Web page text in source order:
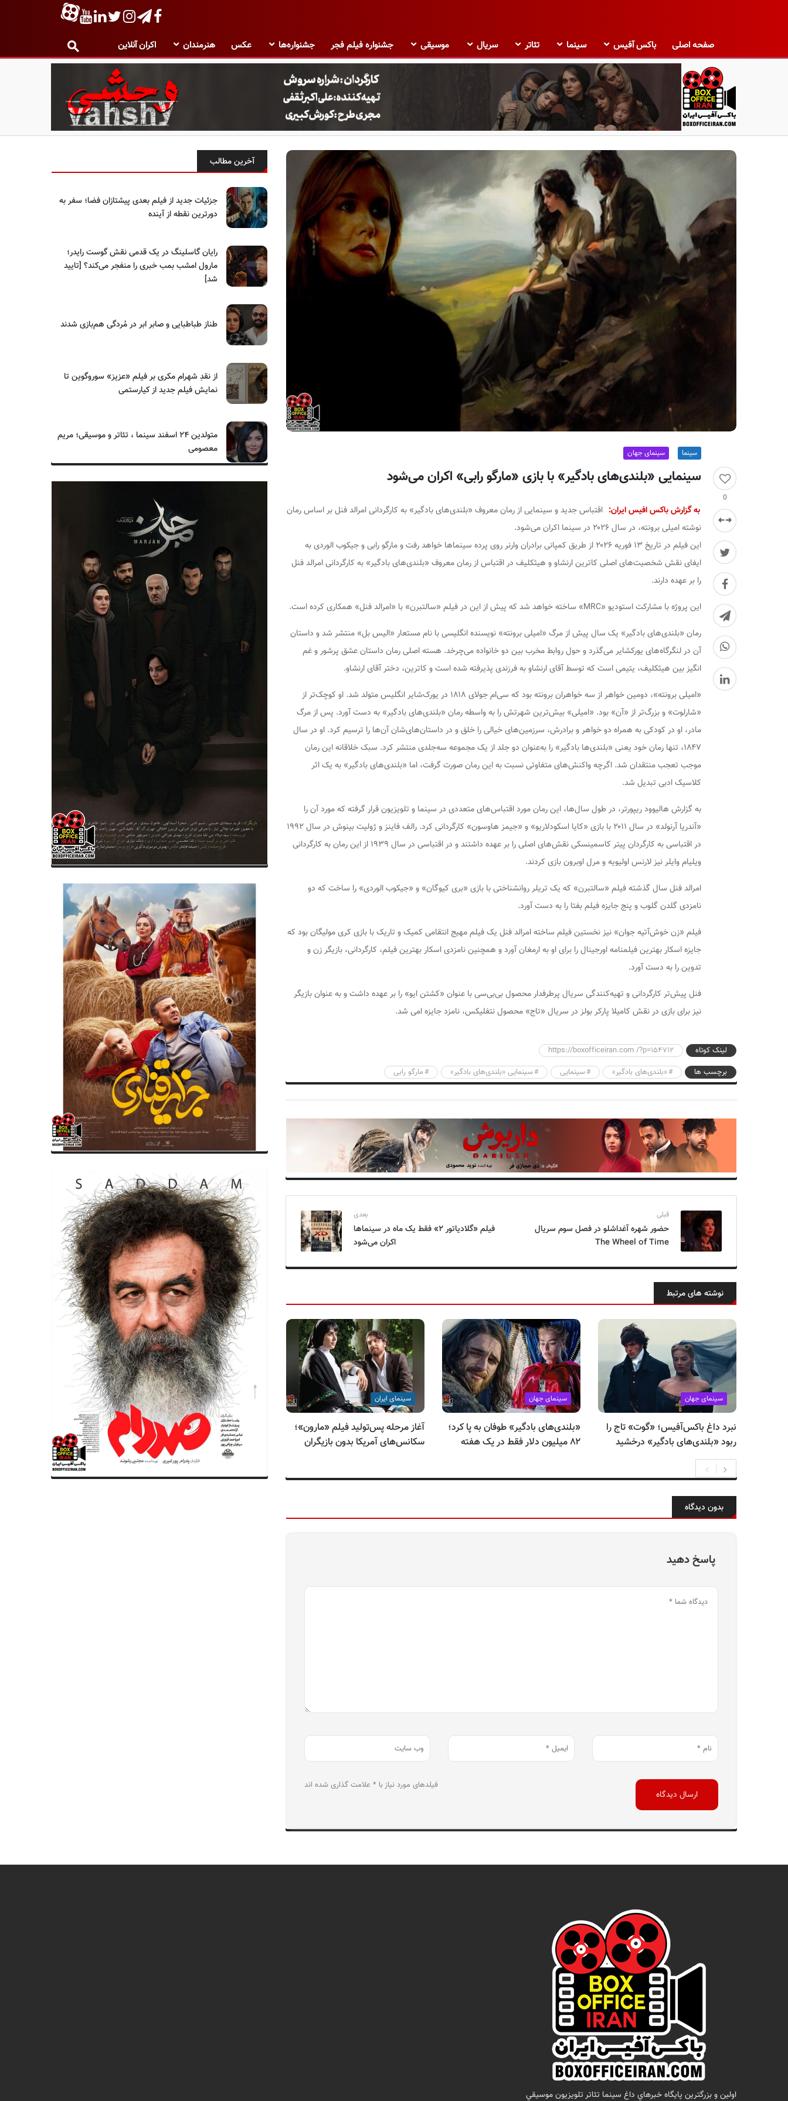
صفحه اصلی باکس آفیس سینما تئاتر سریال موسیقی جشنواره فیلم فجر جشنواره‌ها عکس هنرمندان اکران آنلاین
ب
ک
ف
س
0
سینما سینمای جهان
سینمایی «بلندی‌های بادگیر» با بازی «مارگو رابی» اکران می‌شود
به گزارش باکس افیس ایران: اقتباس جدید و سینمایی از رمان معروف «بلندی‌های بادگیر» به کارگردانی امرالد فنل بر اساس رمان
نوشته امیلی برونته، در سال ۲۰۲۶ در سینما اکران می‌شود.
این فیلم در تاریخ ۱۳ فوریه ۲۰۲۶ از طریق کمپانی برادران وارنر روی پرده سینماها خواهد رفت و مارگو رابی و جیکوب الوردی به
ایفای نقش شخصیت‌های اصلی کاترین ارنشاو و هیثکلیف در اقتباس از رمان معروف «بلندی‌های بادگیر» به کارگردانی امرالد فنل
را بر عهده دارند.
این پروژه با مشارکت استودیو «MRC» ساخته خواهد شد که پیش از این در فیلم «سالتبرن» با «امرالد فنل» همکاری کرده است.
رمان «بلندی‌های بادگیر» یک سال پیش از مرگ «امیلی برونته» نویسنده انگلیسی با نام مستعار «الیس بل» منتشر شد و داستان
آن در لنگرگاه‌های یورکشایر می‌گذرد و حول روابط مخرب بین دو خانواده می‌چرخد. هسته اصلی رمان داستان عشق پرشور و غم
انگیز بین هیثکلیف، یتیمی است که توسط آقای ارنشاو به فرزندی پذیرفته شده است و کاترین، دختر آقای ارنشاو.
«امیلی برونته»، دومین خواهر از سه خواهران برونته بود که سی‌ام جولای ‌۱۸۱۸ در یورک‌شایر انگلیس متولد شد. او کوچک‌تر از
«شارلوت» و بزرگ‌تر از «آن» بود. «امیلی» بیش‌ترین شهرتش را به‌ واسطه‌ رمان «بلندی‌های بادگیر» به ‌دست آورد. پس از مرگ
مادر، او در کودکی به همراه دو خواهر و برادرش، سرزمین‌های خیالی را خلق و در داستان‌های‌شان آن‌ها را ترسیم کرد. او در سال
‌۱۸۴۷، تنها رمان خود یعنی «بلندی‌ها بادگیر» را به‌عنوان دو جلد از یک مجموعه‌ سه‌جلدی منتشر کرد. سبک خلاقانه‌ این رمان
موجب تعجب منتقدان شد. اگرچه واکنش‌های متفاوتی نسبت به این رمان صورت گرفت، اما «بلندی‌های بادگیر» به یک اثر
کلاسیک ادبی تبدیل شد.
به گزارش هالیوود ریپورتر، در طول سال‌ها، این رمان مورد اقتباس‌های متعددی در سینما و تلویزیون قرار گرفته که مورد آن را
«آندریا آرنولد» در سال ۲۰۱۱ با بازی «کایا اسکودلاریو» و «جیمز هاوسون» کارگردانی کرد. رالف فاینز و ژولیت بینوش در سال ۱۹۹۲
در اقتباسی به کارگردان پیتر کاسمینسکی نقش‌های اصلی را بر عهده داشتند و در اقتباسی در سال ۱۹۳۹ از این رمان به کارگردانی
ویلیام وایلر نیز لارنس اولیویه و مرل اوبرون بازی کردند.
امرالد فنل سال گذشته فیلم «سالتبرن» که یک تریلر روانشناختی با بازی «بری کیوگان» و «جیکوب الوردی» را ساخت که دو
نامزدی گلدن گلوب و پنج جایزه فیلم بفتا را به دست آورد.
فیلم «زن خوش‌آتیه جوان» نیز نخستین فیلم ساخته امرالد فنل یک فیلم مهیج انتقامی کمیک و تاریک با بازی کری مولیگان بود که
جایزه اسکار بهترین فیلمنامه اورجینال را برای او به ارمغان آورد و همچنین نامزدی اسکار بهترین فیلم، کارگردانی، بازیگر زن و
تدوین را به دست آورد.
فنل پیش‌تر کارگردانی و تهیه‌کنندگی سریال پرطرفدار محصول بی‌بی‌سی با عنوان «کشتن ایو» را بر عهده داشت و به عنوان بازیگر
نیز برای بازی در نقش کامیلا پارکر بولز در سریال «تاج» محصول نتفلیکس، نامزد جایزه امی شد.
لینک کوتاه
https://boxofficeiran.com /?p=154712
برچسب ها
«بلندی‌های بادگیر» سینمایی سینمایی «بلندی‌های بادگیر» مارگو رابی
قبلی
حضور شهره آغداشلو در فصل سوم سریال
The Wheel of Time
بعدی
فیلم «گلادیاتور ۲» فقط یک ماه در سینماها
اکران می‌شود
نوشته های مرتبط
سینمای جهان
نبرد داغ باکس‌آفیس؛ «گوت» تاج را
ربود «بلندی‌های بادگیر» درخشید
سینمای جهان
«بلندی‌های بادگیر» طوفان به پا کرد؛
۸۲ میلیون دلار فقط در یک هفته
سینمای ایران
آغاز مرحله پس‌تولید فیلم «مارون»؛
سکانس‌های آمریکا بدون بازیگران
سینمای جهان
از شایعه تا واقعیت؛ مارگو رابی نقش
بریتنی اسپیرز را بازی می‌کند؟
سینمای جهان
مارگو رابی کنار جک اسپارو؟؛
به دزدان دریایی ۶ برمی‌گردد؟
بدون دیدگاه
پاسخ دهید
فیلدهای مورد نیاز با * علامت گذاری شده اند
آخرین مطالب
جزئیات جدید از فیلم بعدی پیشتازان فضا؛ سفر به
دورترین نقطه از آینده
رایان گاسلینگ در یک قدمی نقش گوست رایدر؛
مارول امشب بمب خبری را منفجر می‌کند؟ [تایید
شد]
طناز طباطبایی و صابر ابر در مُردگی هم‌بازی شدند
از نقدِ شهرام مکری بر فیلم «عزیز» سوروگوین تا
نمایش فیلم جدید از کیارستمی
متولدین ۲۴ اسفند سینما ، تئاتر و موسیقی؛ مریم
معصومی
اولين و بزرگترين پايگاه خبرهاي داغ سينما تئاتر تلويزيون موسيقي